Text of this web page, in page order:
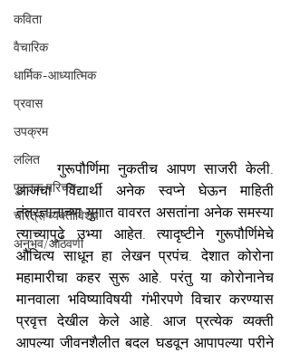
कविता
वैचारिक
धार्मिक-आध्यात्मिक
प्रवास
उपक्रम
ललित
पुस्तक परिचय
चरित्र/व्यक्तीविशेष
अनुभव/आठवणी
गुरूपौर्णिमा नुकतीच आपण साजरी केली.
आजचा विद्यार्थी अनेक स्वप्ने घेऊन माहिती
तंत्रज्ञानाच्या युगात वावरत असतांना अनेक समस्या
त्याच्यापुढे उभ्या आहेत. त्यादृष्टीने गुरूपौर्णिमेचे
औचित्य साधून हा लेखन प्रपंच. देशात कोरोना
महामारीचा कहर सुरू आहे. परंतु या कोरोनानेच
मानवाला भविष्याविषयी गंभीरपणे विचार करण्यास
प्रवृत्त देखील केले आहे. आज प्रत्येक व्यक्ती
आपल्या जीवनशैलीत बदल घडवून आपापल्या परीने